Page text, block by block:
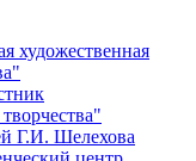
Г.И. Шелехова